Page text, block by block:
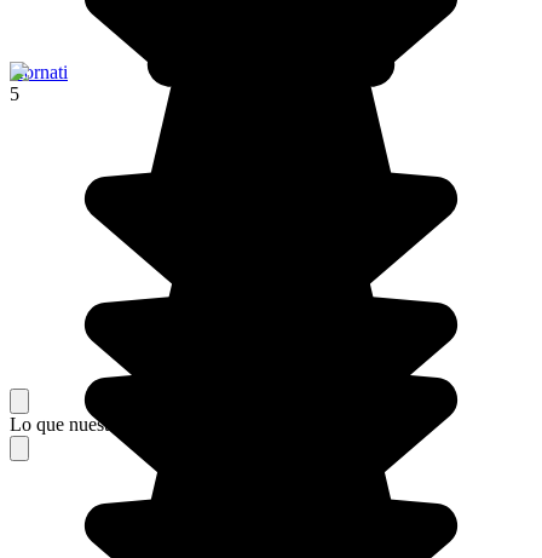
Kornati
5
Lo que nuestros viajeros piensan de su estancia